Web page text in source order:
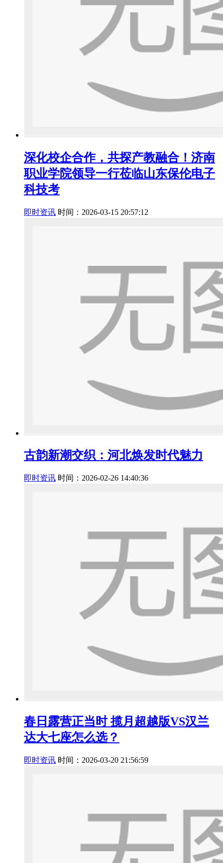
深化校企合作，共探产教融合！济南
职业学院领导一行莅临山东保伦电子
科技考
即时资讯 时间：2026-03-15 20:57:12
古韵新潮交织：河北焕发时代魅力
即时资讯 时间：2026-02-26 14:40:36
春日露营正当时 揽月超越版VS汉兰
达大七座怎么选？
即时资讯 时间：2026-03-20 21:56:59